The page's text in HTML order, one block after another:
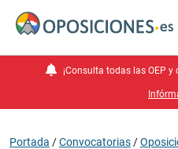
¡Consulta todas las OEP
Portada /Convocatorias /